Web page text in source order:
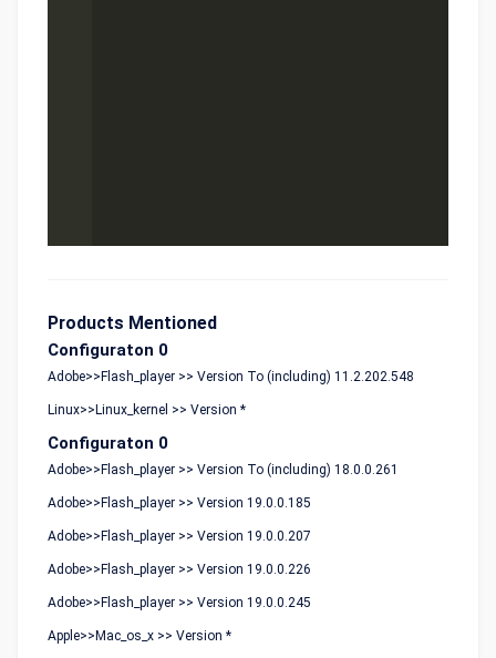
Products Mentioned
Configuraton 0
Adobe>>Flash_player >> Version To (including) 11.2.202.548
Linux>>Linux_kernel >> Version *
Configuraton 0
Adobe>>Flash_player >> Version To (including) 18.0.0.261
Adobe>>Flash_player >> Version 19.0.0.185
Adobe>>Flash_player >> Version 19.0.0.207
Adobe>>Flash_player >> Version 19.0.0.226
Adobe>>Flash_player >> Version 19.0.0.245
Apple>>Mac_os_x >> Version *